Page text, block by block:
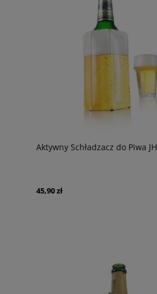
Aktywny Schładzacz do Piwa JH
45,90 zł